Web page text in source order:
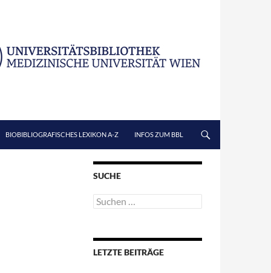
BIOBIBLIOGRAFISCHES LEXIKON A-Z INFOS ZUM BBL
SUCHE
Suchen
nach:
LETZTE BEITRÄGE